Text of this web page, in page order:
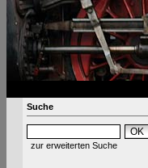
Suche
zur erweiterten Suche